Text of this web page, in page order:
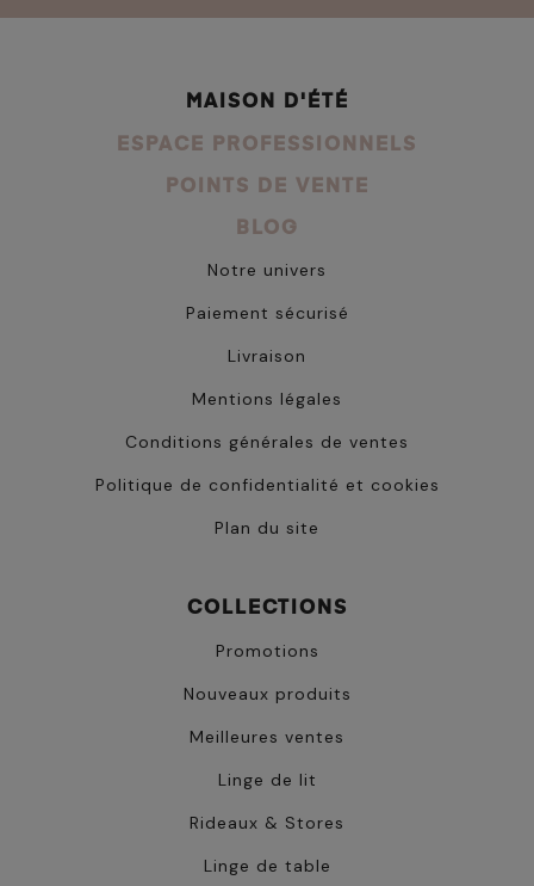
MAISON D'ÉTÉ
ESPACE PROFESSIONNELS
POINTS DE VENTE
BLOG
Notre univers
Paiement sécurisé
Livraison
Mentions légales
Conditions générales de ventes
Politique de confidentialité et cookies
Plan du site
COLLECTIONS
Promotions
Nouveaux produits
Meilleures ventes
Linge de lit
Rideaux & Stores
Linge de table